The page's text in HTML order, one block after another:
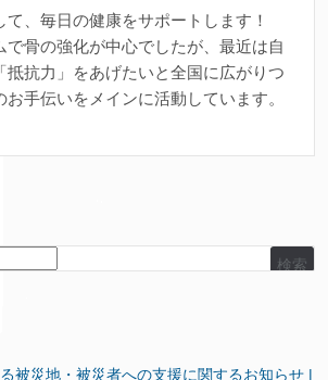
、毎日の健康をサポートします！
で骨の強化が中心でしたが、最近は自
抵抗力」をあげたいと全国に広がりつ
手伝いをメインに活動しています。
検索
被災地・被災者への支援に関するお知らせ |